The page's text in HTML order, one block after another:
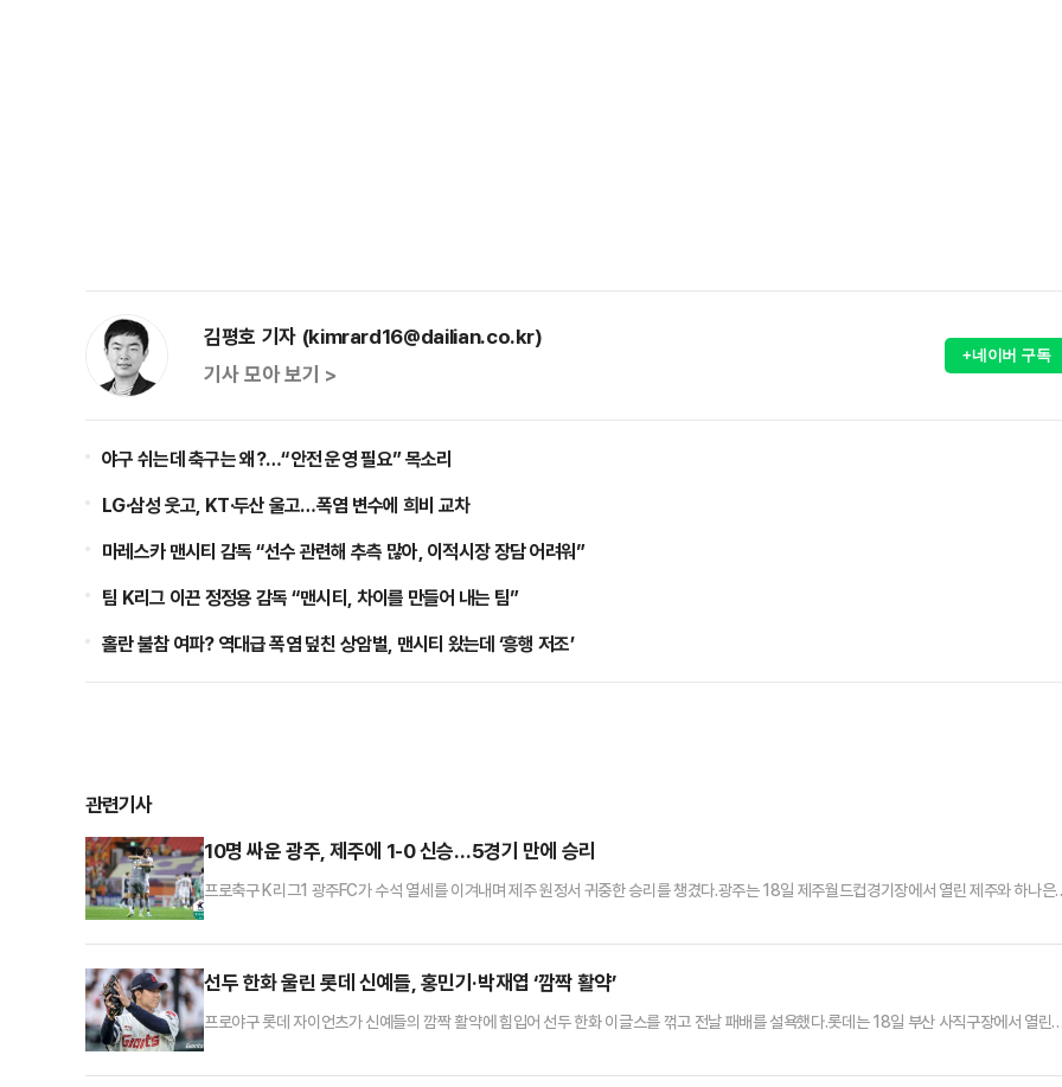
김평호 기자 (kimrard16@dailian.co.kr)
기사 모아 보기 >
+네이버 구독
야구 쉬는데 축구는 왜?…“안전 운영 필요” 목소리
LG·삼성 웃고, KT·두산 울고…폭염 변수에 희비 교차
마레스카 맨시티 감독 “선수 관련해 추측 많아, 이적시장 장담 어려워”
팀 K리그 이끈 정정용 감독 “맨시티, 차이를 만들어 내는 팀”
홀란 불참 여파? 역대급 폭염 덮친 상암벌, 맨시티 왔는데 ‘흥행 저조’
관련기사
10명 싸운 광주, 제주에 1-0 신승…5경기 만에 승리
프로축구 K리그1 광주FC가 수석 열세를 이겨내며 제주 원정서 귀중한 승리를 챙겼다.광주는 18일 제주월드컵경기장에서 열린 제주와 하나은
고를 울리며 서울을 체지고 6위로 올라섰다. 반면 최근 3연승으로 상승세를 타고 있었던 9위 제주(승점 22)는 연승 행진을 멈췄다.전반 14분
선두 한화 울린 롯데 신예들, 홍민기·박재엽 ‘깜짝 활약’
프로야구 롯데 자이언츠가 신예들의 깜짝 활약에 힘입어 선두 한화 이글스를 꺾고 전날 패배를 설욕했다.롯데는 18일 부산 사직구장에서 열린
경기로 좁혔다.팀에 부상자가 많아 주전 선수들이 대거 1군 엔트리에서 이탈한 롯데는 예상치 못한 신예들의 활약을 앞세워 기분 좋은 승리를 챙